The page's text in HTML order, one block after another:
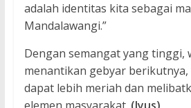
adalah identitas kita sebagai
Mandalawangi.”
Dengan semangat yang tinggi,
menantikan gebyar
dapat lebih meriah dan